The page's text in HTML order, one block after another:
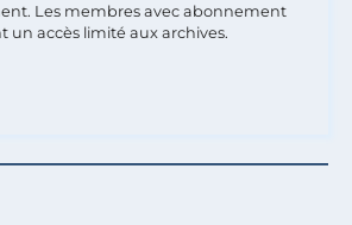
Les membres avec abonnement
un accès limité aux archives.